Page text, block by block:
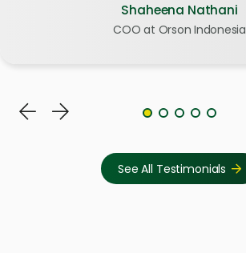
Shaheena Nathani
COO at Orson Indonesia
See All Testimonials